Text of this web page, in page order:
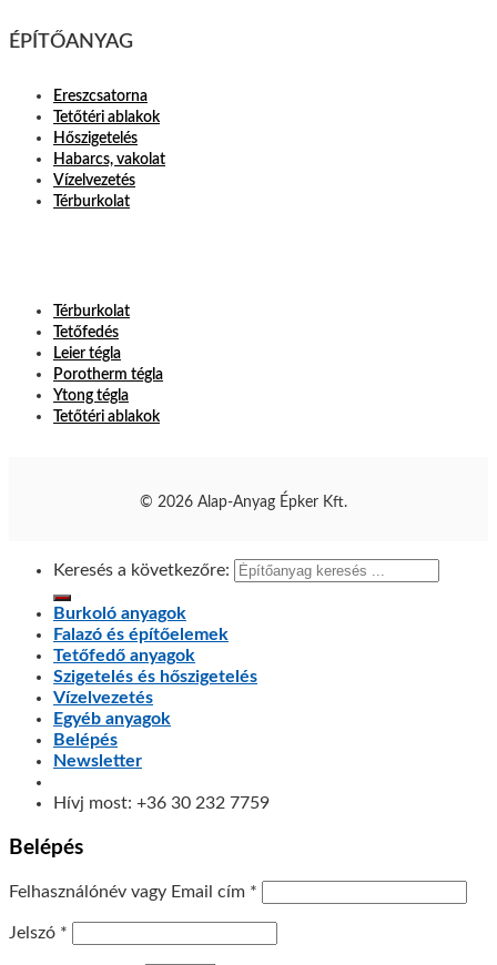
ÉPÍTŐANYAG
Ereszcsatorna
Tetőtéri ablakok
Hőszigetelés
Habarcs, vakolat
Vízelvezetés
Térburkolat
Térburkolat
Tetőfedés
Leier tégla
Porotherm tégla
Ytong tégla
Tetőtéri ablakok
© 2026 Alap-Anyag Épker Kft.
Keresés a következőre:
Burkoló anyagok
Falazó és építőelemek
Tetőfedő anyagok
Szigetelés és hőszigetelés
Vízelvezetés
Egyéb anyagok
Belépés
Newsletter
Hívj most: +36 30 232 7759
Belépés
Felhasználónév vagy Email cím *
Jelszó *